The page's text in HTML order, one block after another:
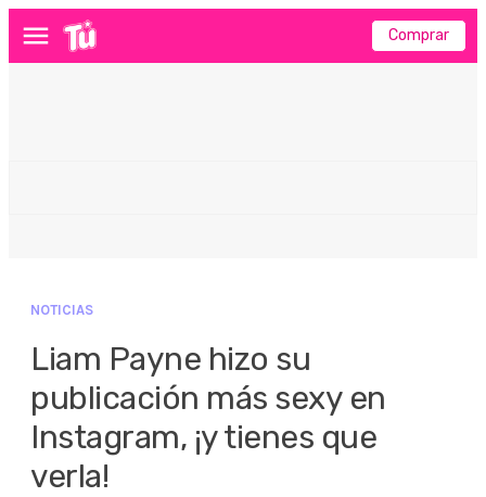
Menú Comprar
NOTICIAS
Liam Payne hizo su
publicación más sexy en
Instagram, ¡y tienes que
verla!